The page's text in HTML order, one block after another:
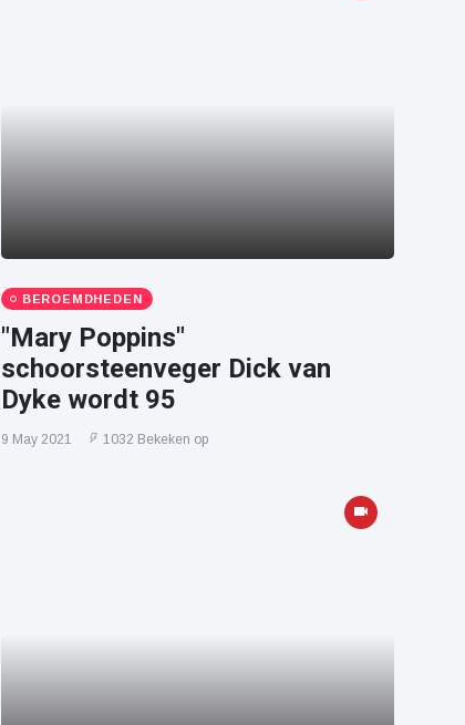
BEROEMDHEDEN
"Mary Poppins"
schoorsteenveger Dick van
Dyke wordt 95
9 May 2021 1032 Bekeken op